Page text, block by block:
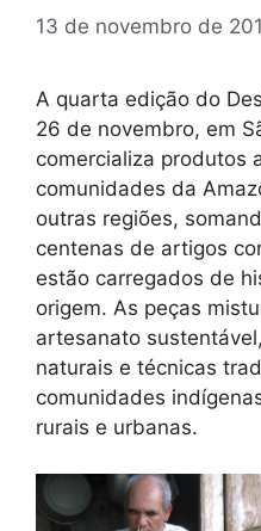
13 de novembro de
A quarta edição do
26 de novembro, em
comercializa produtos
comunidades da
outras regiões,
centenas de artigos
estão carregados de
origem. As peças
artesanato
naturais e técnicas
comunidades
rurais e urbanas.